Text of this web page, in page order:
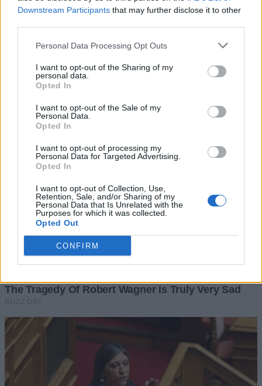
Downstream Participants that may further disclose it to other
Personal Data Processing Opt Outs
I want to opt-out of the Sharing of my
personal data.
Opted In
I want to opt-out of the Sale of my
Personal Data.
Opted In
I want to opt-out of processing my
Personal Data for Targeted Advertising.
Opted In
I want to opt-out of Collection, Use,
Retention, Sale, and/or Sharing of my
Personal Data that Is Unrelated with the
Purposes for which it was collected.
Opted Out
CONFIRM